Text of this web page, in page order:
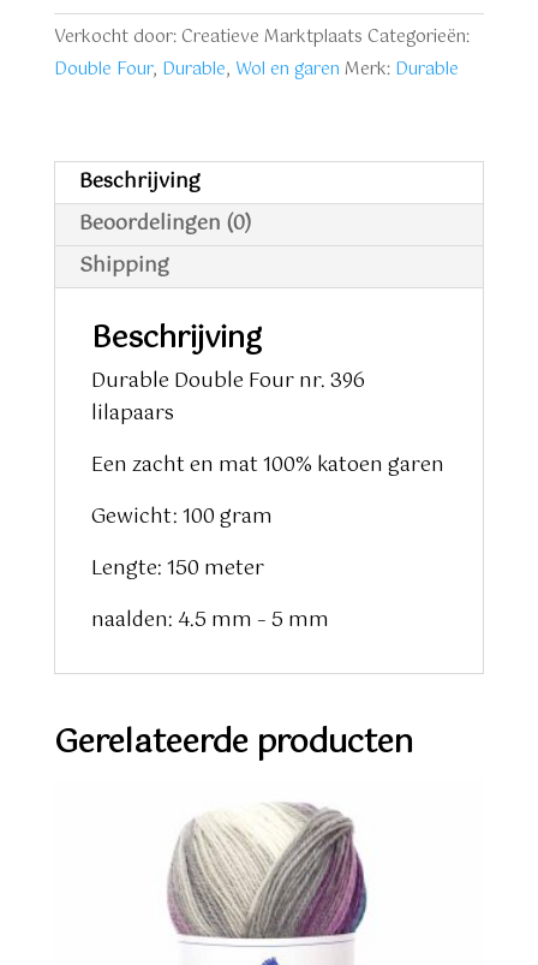
lilapaars
aantal
Verkocht door: Creatieve Marktplaats Categorieën:
Double Four, Durable, Wol en garen Merk: Durable
Beschrijving
Beoordelingen (0)
Shipping
Beschrijving
Durable Double Four nr. 396
lilapaars
Een zacht en mat 100% katoen garen
Gewicht: 100 gram
Lengte: 150 meter
naalden: 4.5 mm – 5 mm
Gerelateerde producten